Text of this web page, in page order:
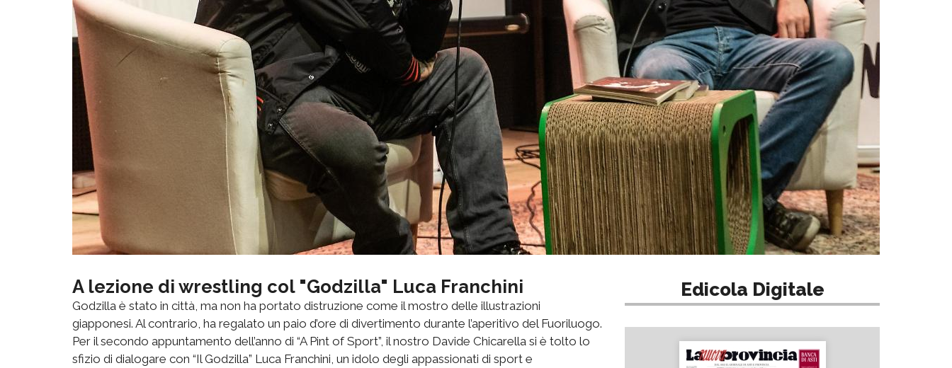
A lezione di wrestling col "Godzilla" Luca Franchini
Godzilla è stato in città, ma non ha portato distruzione come il mostro delle illustrazioni
giapponesi. Al contrario, ha regalato un paio d’ore di divertimento durante l’aperitivo del Fuoriluogo.
Per il secondo appuntamento dell’anno di “A Pint of Sport”, il nostro Davide Chicarella si è tolto lo
sfizio di dialogare con “Il Godzilla” Luca Franchini, un idolo degli appassionati di sport e
Edicola Digitale